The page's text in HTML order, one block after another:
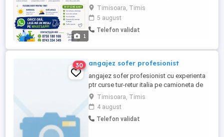
1
Apartamente Birouri Serviciile
includ:Curățenie generală,Curățenie de
întreținere, Șters praful, Spălat podele,
Curățenie în bucătărie și baie, Spălat
dimineața, după-amiaza sau la ...
Timisoara, Timis
5 august
Telefon validat
30 angajez sofer profesionist
angajez sofer profesionist cu experienta
ptr curse tur-retur italia pe camioneta de
7,5 preferabil cunascator de limba italiana
sau engleza cu domiciliul in timisoara sau
inprejurimi.Preferabil cu recomandare de
la ultimul loc de munca.
Timisoara, Timis
4 august
Telefon validat